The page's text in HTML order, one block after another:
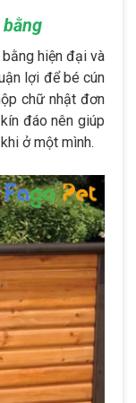
hiện đại và
lợi để bé cún
chữ nhật đơn
đáo nên giúp
ở một mình.